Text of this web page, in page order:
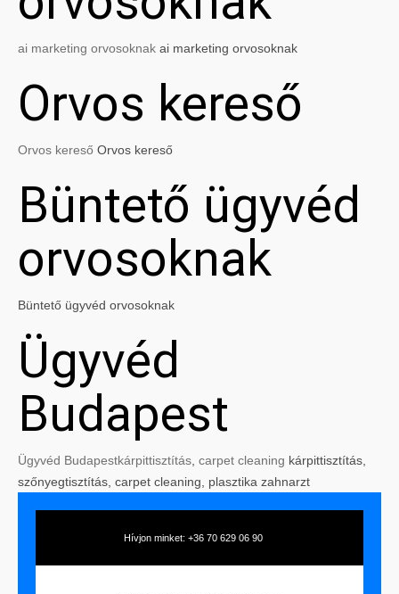
ai marketing orvosoknak ai marketing orvosoknak
Orvos kereső
Orvos kereső Orvos kereső
Büntető ügyvéd
orvosoknak
Büntető ügyvéd orvosoknak
Ügyvéd
Budapest
Ügyvéd Budapestkárpittisztítás carpet cleaning kárpittisztítás,
szőnyegtisztítás, carpet cleaning, plasztika zahnarzt
Hívjon minket: +36 70 629 06 90